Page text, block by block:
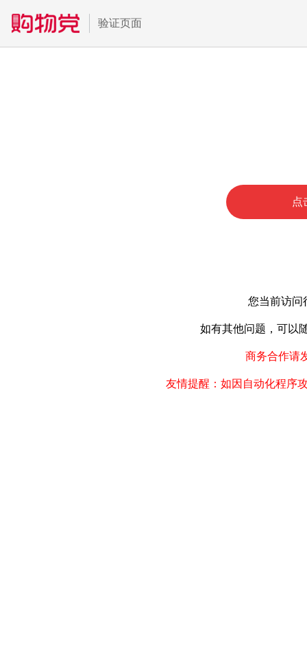
验证页面
点
您当前访问
如有其他问题，可以
商务合作请
友情提醒：如因自动化程序